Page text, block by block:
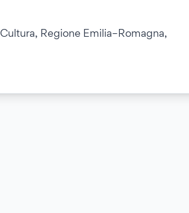
Regione Emilia–Romagna,